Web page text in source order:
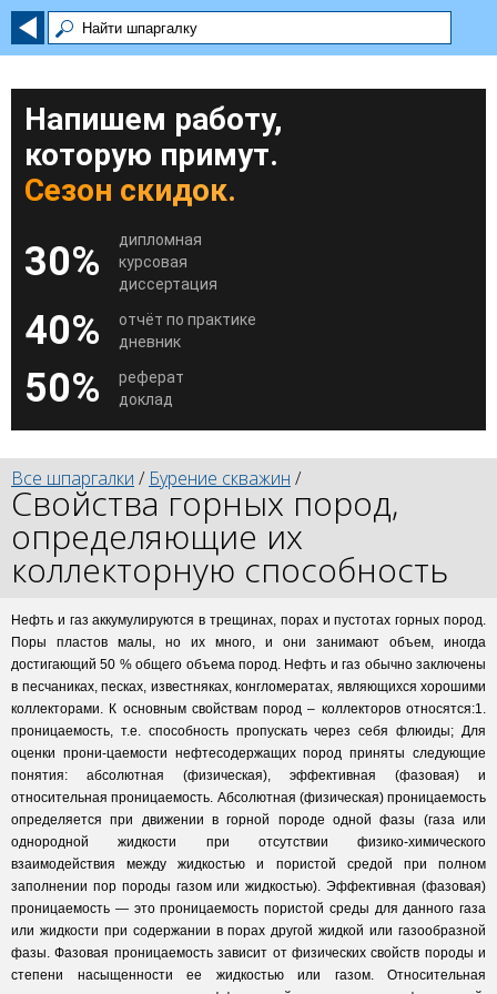
Напишем работу,
которую примут.
Сезон скидок.
30%
дипломная
курсовая
диссертация
40%
отчёт по практике
дневник
50%
реферат
доклад
Все шпаргалки / Бурение скважин /
Свойства горных пород,
определяющие их
коллекторную способность
Нефть и газ аккумулируются в трещинах, порах и пустотах горных пород.
Поры пластов малы, но их много, и они занимают объем, иногда
достигающий 50 % общего объема пород. Нефть и газ обычно заключены
в песчаниках, песках, известняках, конгломератах, являющихся хорошими
коллекторами. К основным свойствам пород – коллекторов относятся:1.
проницаемость, т.е. способность пропускать через себя флюиды; Для
оценки прони-цаемости нефтесодержащих пород приняты следующие
понятия: абсолютная (физическая), эффективная (фазовая) и
относительная проницаемость. Абсолютная (физическая) проницаемость
определяется при движении в горной породе одной фазы (газа или
однородной жидкости при отсутствии физико-химического
взаимодействия между жидкостью и пористой средой при полном
заполнении пор породы газом или жидкостью). Эффективная (фазовая)
проницаемость — это проницаемость пористой среды для данного газа
или жидкости при содержании в порах другой жидкой или газообразной
фазы. Фазовая проницаемость зависит от физических свойств породы и
степени насыщенности ее жидкостью или газом. Относительная